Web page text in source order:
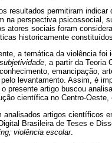
resultados permitiram
na perspectiva psicossocial,
atores sociais foram
historicamente
a temática da violência foi
subjetividade, a partir da Teoria
emancipação,
levantamento. Assim, é
o presente artigo buscou
científica no Centro-
analisados artigos científicos
Brasileira de Teses e
violência escolar.